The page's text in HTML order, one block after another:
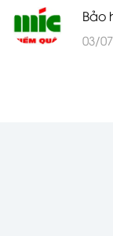
Bảo
03/